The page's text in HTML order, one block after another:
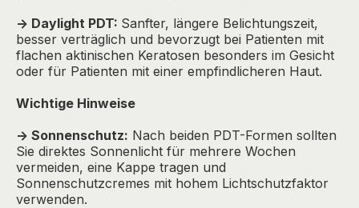
-> Daylight PDT: Sanfter, längere Belichtungszeit,
besser verträglich und bevorzugt bei Patienten mit
flachen aktinischen Keratosen besonders im Gesicht
oder für Patienten mit einer empfindlicheren Haut.
Wichtige Hinweise
-> Sonnenschutz: Nach beiden PDT-Formen sollten
Sie direktes Sonnenlicht für mehrere Wochen
vermeiden, eine Kappe tragen und
Sonnenschutzcremes mit hohem Lichtschutzfaktor
verwenden.